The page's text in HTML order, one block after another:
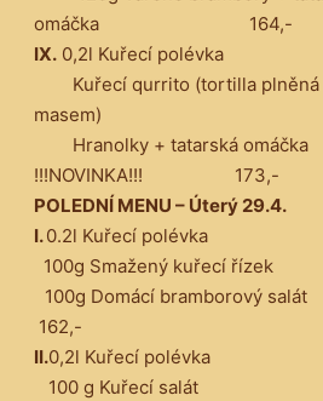
omáčka 164,-
IX. 0,2l Kuřecí polévka
Kuřecí qurrito (tortilla plněná
masem)
Hranolky + tatarská omáčka
!!!NOVINKA!!! 173,-
POLEDNÍ MENU – Úterý 29.4.
I.0.2l Kuřecí polévka
100g Smažený kuřecí řízek
100g Domácí
162,-
II.0,2l Kuřecí polévka
100 g Kuřecí salát